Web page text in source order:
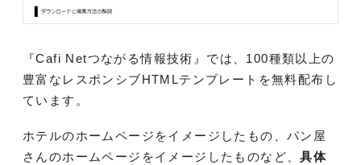
『Cafi Netつながる情報技術』では、100種類以上の
豊富なレスポンシブHTMLテンプレートを無料配布し
ています。
ホテルのホームページをイメージしたもの、パン屋
さんのホームページをイメージしたものなど、具体